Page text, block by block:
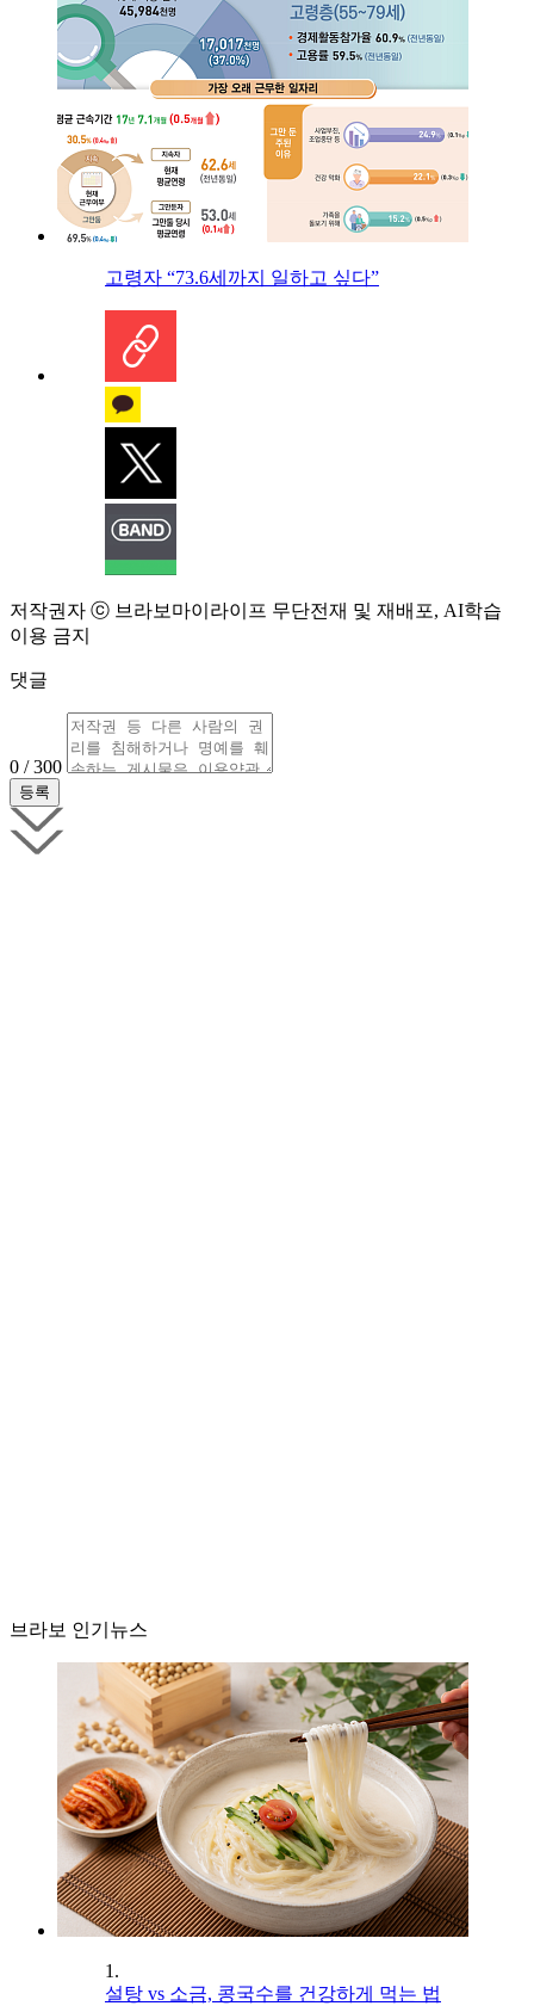
고령자 “73.6세까지 일하고 싶다”
저작권자 ⓒ 브라보마이라이프 무단전재 및 재배포, AI학습
이용 금지
댓글
0 / 300
브라보 인기뉴스
1.
설탕 vs 소금, 콩국수를 건강하게 먹는 법